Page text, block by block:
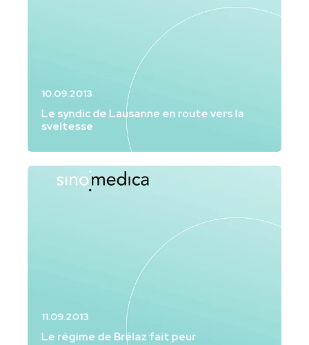
10.09.2013
Le syndic de Lausanne en route vers la
sveltesse
11.09.2013
Le régime de Brélaz fait peur